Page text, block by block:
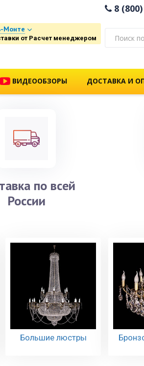
8
Монте
от Расчет менеджером
ВИДЕООБЗОРЫ ДОСТАВКА И
по всей
России
Большие люстры